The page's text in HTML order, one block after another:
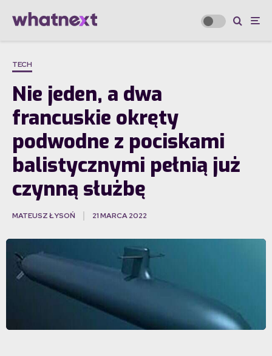
TECH
Nie jeden, a dwa
francuskie okręty
podwodne z pociskami
balistycznymi pełnią już
czynną służbę
MATEUSZ ŁYSOŃ 21 MARCA 2022